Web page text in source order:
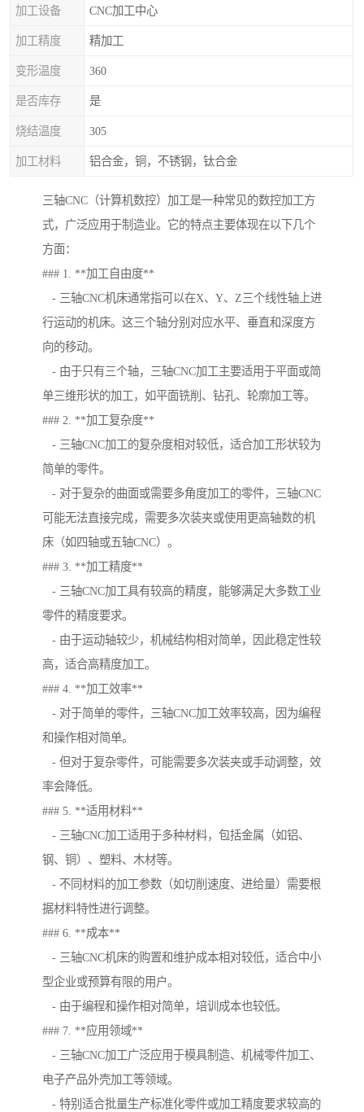
加工设备 CNC加工中心
加工精度 精加工
变形温度 360
是否库存 是
烧结温度 305
加工材料 铝合金，铜，不锈钢，钛合金
三轴CNC（计算机数控）加工是一种常见的数控加工方
式，广泛应用于制造业。它的特点主要体现在以下几个
方面：
### 1. **加工自由度**
- 三轴CNC机床通常指可以在X、Y、Z三个线性轴上进
行运动的机床。这三个轴分别对应水平、垂直和深度方
向的移动。
- 由于只有三个轴，三轴CNC加工主要适用于平面或简
单三维形状的加工，如平面铣削、钻孔、轮廓加工等。
### 2. **加工复杂度**
- 三轴CNC加工的复杂度相对较低，适合加工形状较为
简单的零件。
- 对于复杂的曲面或需要多角度加工的零件，三轴CNC
可能无法直接完成，需要多次装夹或使用更高轴数的机
床（如四轴或五轴CNC）。
### 3. **加工精度**
- 三轴CNC加工具有较高的精度，能够满足大多数工业
零件的精度要求。
- 由于运动轴较少，机械结构相对简单，因此稳定性较
高，适合高精度加工。
### 4. **加工效率**
- 对于简单的零件，三轴CNC加工效率较高，因为编程
和操作相对简单。
- 但对于复杂零件，可能需要多次装夹或手动调整，效
率会降低。
### 5. **适用材料**
- 三轴CNC加工适用于多种材料，包括金属（如铝、
钢、铜）、塑料、木材等。
- 不同材料的加工参数（如切削速度、进给量）需要根
据材料特性进行调整。
### 6. **成本**
- 三轴CNC机床的购置和维护成本相对较低，适合中小
型企业或预算有限的用户。
- 由于编程和操作相对简单，培训成本也较低。
### 7. **应用领域**
- 三轴CNC加工广泛应用于模具制造、机械零件加工、
电子产品外壳加工等领域。
- 特别适合批量生产标准化零件或加工精度要求较高的